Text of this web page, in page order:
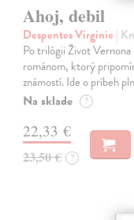
Ahoj, debil
Despentes Virginie |
Po trilógii Život Vernona
románom, ktorý
známostí. Ide o príbeh
Na sklade ?
22,33 €
23,50 € ?